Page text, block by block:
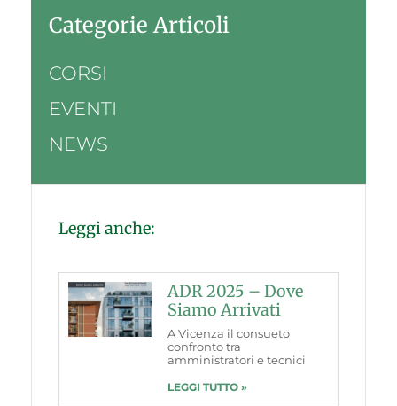
Categorie Articoli
CORSI
EVENTI
NEWS
Leggi anche:
ADR 2025 – Dove
Siamo Arrivati
A Vicenza il consueto
confronto tra
amministratori e tecnici
LEGGI TUTTO »